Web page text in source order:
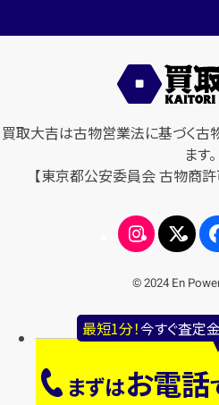
最短1分！今すぐ査定
まずはお電話
買取大吉は古物営業法に基づく古
ます。
【東京都公安委員会 古物商
© 2024 En